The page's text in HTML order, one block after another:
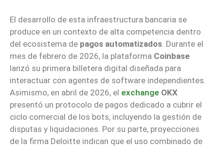
El desarrollo de esta infraestructura bancaria se
produce en un contexto de alta competencia dentro
del ecosistema de pagos automatizados. Durante el
mes de febrero de 2026, la plataforma Coinbase
lanzó su primera billetera digital diseñada para
interactuar con agentes de software independientes.
Asimismo, en abril de 2026, el exchange OKX
presentó un protocolo de pagos dedicado a cubrir el
ciclo comercial de los bots, incluyendo la gestión de
disputas y liquidaciones. Por su parte, proyecciones
de la firma Deloitte indican que el uso combinado de